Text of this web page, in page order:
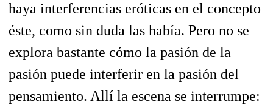
haya interferencias eróticas en el concepto
éste, como sin duda las había. Pero no se
explora bastante cómo la pasión de la
pasión puede interferir en la pasión del
pensamiento. Allí la escena se interrumpe: